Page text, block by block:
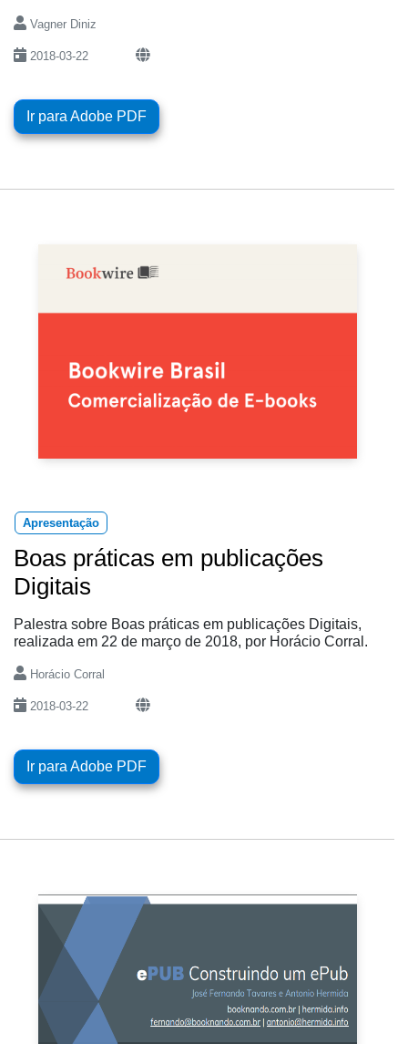
Vagner Diniz
2018-03-22
Ir para Adobe PDF
Apresentação
Boas práticas em publicações
Digitais
Palestra sobre Boas práticas em publicações Digitais,
realizada em 22 de março de 2018, por Horácio Corral.
Horácio Corral
2018-03-22
Ir para Adobe PDF